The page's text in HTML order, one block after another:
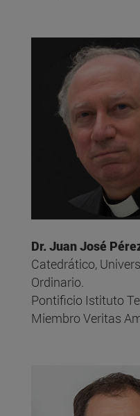
Dr. Juan José
Catedrático,
Ordinario.
Pontificio Istituto
Miembro Veritas